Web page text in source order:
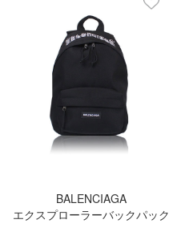
BALENCIAGA
エクスプローラーバックパック